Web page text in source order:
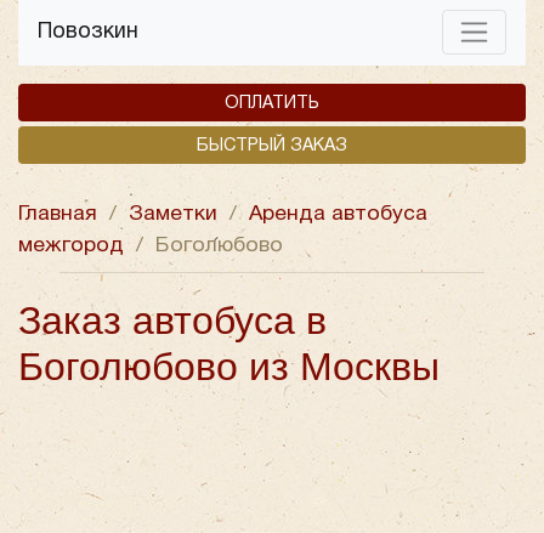
Повозкин
ОПЛАТИТЬ
БЫСТРЫЙ ЗАКАЗ
Главная / Заметки / Аренда автобуса
межгород
/ Боголюбово
Заказ автобуса в
Боголюбово из Москвы